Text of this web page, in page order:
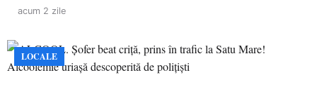
acum 2 zile
LOCALE